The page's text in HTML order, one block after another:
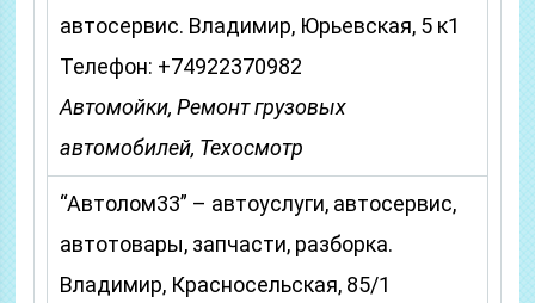
автосервис. Владимир, Юрьевская, 5 к1
Телефон: +74922370982
Автомойки, Ремонт грузовых
автомобилей, Техосмотр
“Автолом33” – автоуслуги, автосервис,
автотовары, запчасти, разборка.
Владимир, Красносельская, 85/1